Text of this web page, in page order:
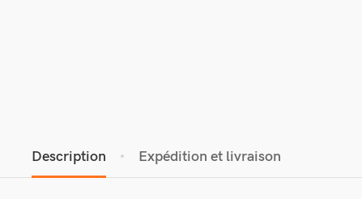
Description Expédition et livraison